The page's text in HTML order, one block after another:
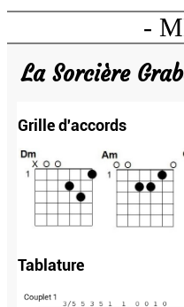
-
La Sorcière
Grille d'accords
Tablature